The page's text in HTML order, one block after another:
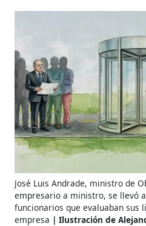
José Luis Andrade, ministro de
empresario a ministro, se llevó
funcionarios que evaluaban sus
empresa
Ilustración de